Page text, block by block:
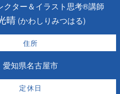
クター＆イラスト思考®講師
晴(かわしりみつはる)
住所
愛知県名古屋市
定休日